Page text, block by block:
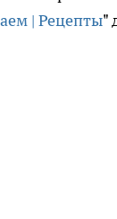
| Рецепты"